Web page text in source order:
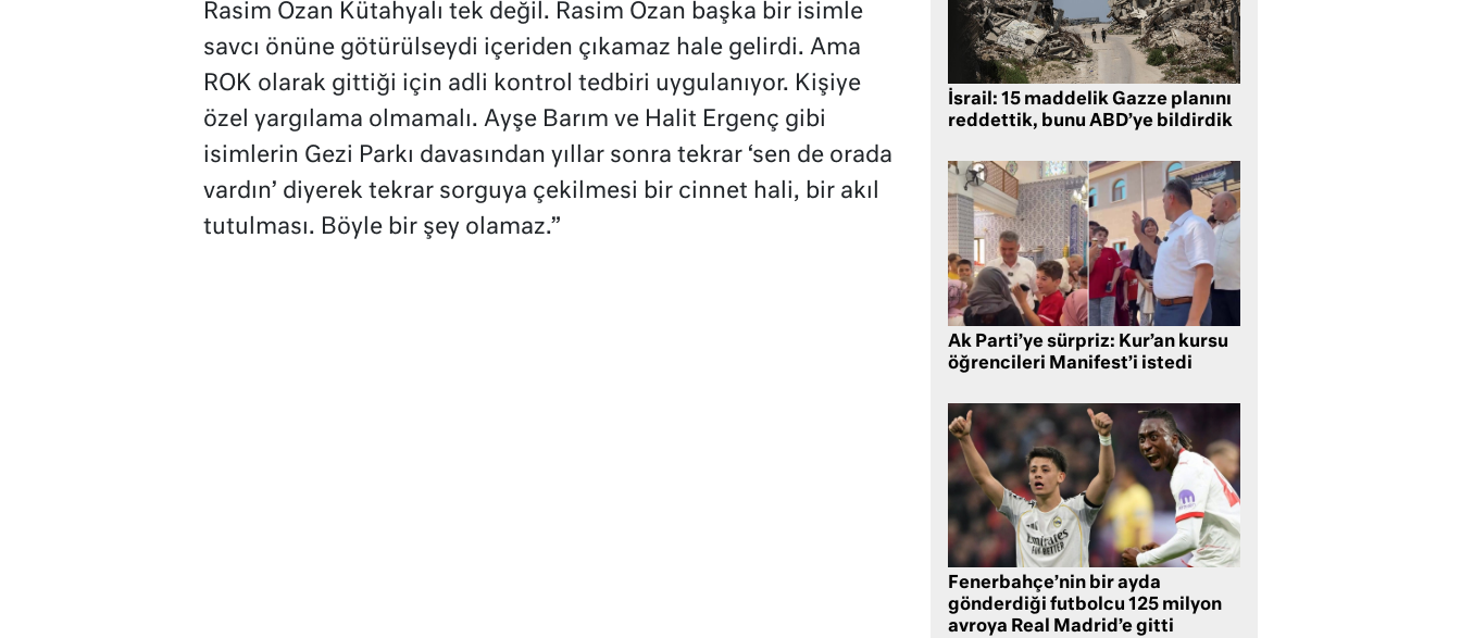
Rasim Ozan Kütahyalı tek değil. Rasim Ozan başka bir isimle
savcı önüne götürülseydi içeriden çıkamaz hale gelirdi. Ama
ROK olarak gittiği için adli kontrol tedbiri uygulanıyor. Kişiye
özel yargılama olmamalı. Ayşe Barım ve Halit Ergenç gibi
isimlerin Gezi Parkı davasından yıllar sonra tekrar ‘sen de orada
vardın’ diyerek tekrar sorguya çekilmesi bir cinnet hali, bir akıl
tutulması. Böyle bir şey olamaz.”
İsrail: 15 maddelik Gazze planını
reddettik, bunu ABD’ye bildirdik
Ak Parti’ye sürpriz: Kur’an kursu
öğrencileri Manifest’i istedi
Fenerbahçe’nin bir ayda
gönderdiği futbolcu 125 milyon
avroya Real Madrid’e gitti